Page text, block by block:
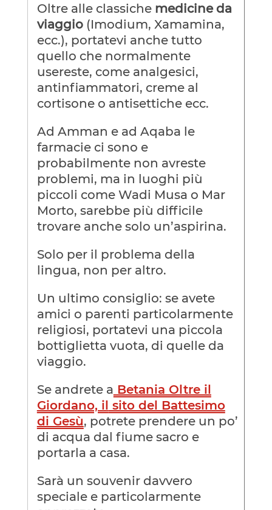
Oltre alle classiche medicine da
viaggio(Imodium, Xamamina,
ecc.), portatevi anche tutto
quello che normalmente
usereste, come analgesici,
antinfiammatori, creme al
cortisone o antisettiche ecc.
Ad Amman e ad Aqaba le
farmacie ci sono e
probabilmente non avreste
problemi, ma in luoghi più
piccoli come Wadi Musa o Mar
Morto, sarebbe più difficile
trovare anche solo un’aspirina.
Solo per il problema della
lingua, non per altro.
Un ultimo consiglio: se avete
amici o parenti particolarmente
religiosi, portatevi una piccola
bottiglietta vuota, di quelle da
viaggio.
Se andrete a Betania Oltre il
Giordano, il sito del Battesimo
di Gesù, potrete prendere un po’
di acqua dal fiume sacro e
portarla a casa.
Sarà un souvenir davvero
speciale e particolarmente